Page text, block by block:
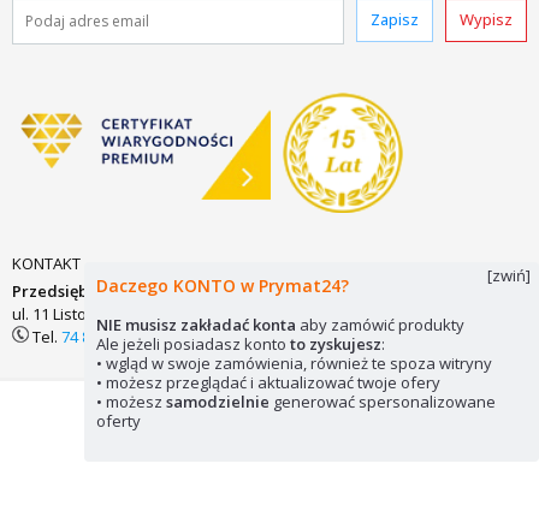
Zapisz
Wypisz
KONTAKT
Przedsiębiorstwo Zaopatrzenia Technicznego PRYMAT Sp.j.
ul. 11 Listopada 7
58-200 DZIERŻONIÓW
biuro@prymat24.pl
Tel. 74 831 18 82lubkom.694 486 552
Mapa strony Pliki cookie
© 2026 Prymat24
Daczego KONTO w Prymat24?
NIE musisz zakładać konta aby zamówić produkty
Ale jeżeli posiadasz konto to zyskujesz:
• wgląd w swoje zamówienia, również te spoza witryny
• możesz przeglądać i aktualizować twoje ofery
• możesz samodzielnie generować spersonalizowane
oferty
[zwiń]